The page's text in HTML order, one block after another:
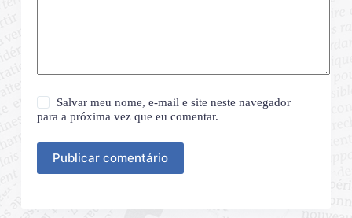
Salvar meu nome, e-mail e site neste navegador
para a próxima vez que eu comentar.
Publicar comentário